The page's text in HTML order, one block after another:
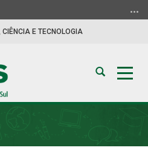
E TECNOLOGIA
Abrir
busca